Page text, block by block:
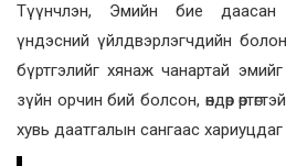
Түүнчлэн, Эмийн бие даасан
үндэсний үйлдвэрлэгчдийн
бүртгэлийг хянаж чанартай
зүйн орчин бий болсон, өндөр
хувь даатгалын сангаас